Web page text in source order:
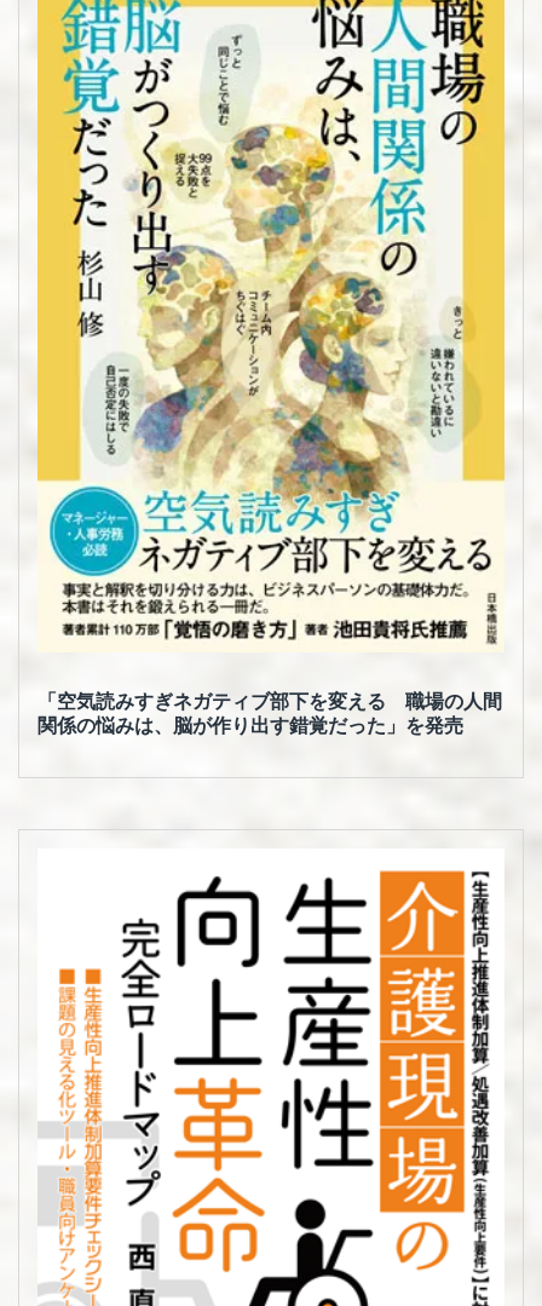
「空気読みすぎネガティブ部下を変える 職場の人間
関係の悩みは、脳が作り出す錯覚だった」を発売